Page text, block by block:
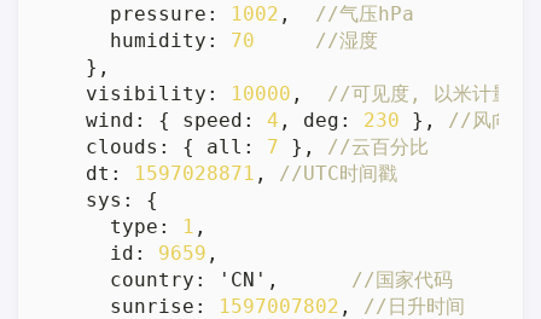
    pressure
: 1002 ,
//气压hPa
    humidity
: 70
//湿度
} ,
  visibility
: 10000 ,
//可见度, 以米计量
  wind
: { speed : 4 , deg : 230 } ,
//风向,
  clouds
: { all : 7 } ,
//云百分比
  dt
: 1597028871 ,
//UTC时间戳
  sys
:
{
    type
: 1 ,
    id
: 9659 ,
    country
: 'CN' ,
//国家代码
    sunrise
: 1597007802 ,
//日升时间